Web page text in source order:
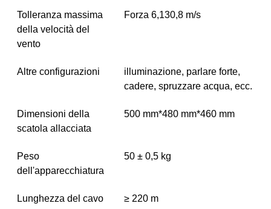
Tolleranza massima
della velocità del
vento
Forza 6,130,8 m/s
Altre configurazioni
illuminazione, parlare forte,
cadere, spruzzare acqua, ecc.
Dimensioni della
scatola allacciata
500 mm*480 mm*460 mm
Peso
dell'apparecchiatura
50 ± 0,5 kg
Lunghezza del cavo ≥ 220 m